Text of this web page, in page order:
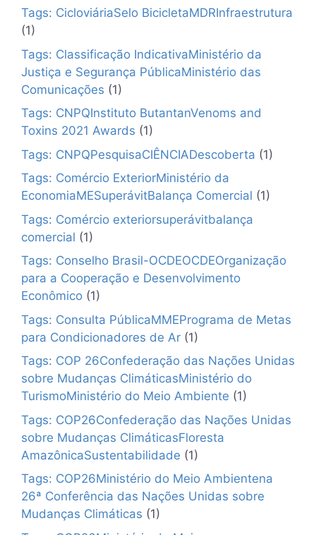
Tags: CicloviáriaSelo BicicletaMDRInfraestrutura
(1)
Tags: Classificação IndicativaMinistério da
Justiça e Segurança PúblicaMinistério das
Comunicações (1)
Tags: CNPQInstituto ButantanVenoms and
Toxins 2021 Awards (1)
Tags: CNPQPesquisaCIÊNCIADescoberta (1)
Tags: Comércio ExteriorMinistério da
EconomiaMESuperávitBalança Comercial (1)
Tags: Comércio exteriorsuperávitbalança
comercial (1)
Tags: Conselho Brasil-OCDEOCDEOrganização
para a Cooperação e Desenvolvimento
Econômico (1)
Tags: Consulta PúblicaMMEPrograma de Metas
para Condicionadores de Ar (1)
Tags: COP 26Confederação das Nações Unidas
sobre Mudanças ClimáticasMinistério do
TurismoMinistério do Meio Ambiente (1)
Tags: COP26Confederação das Nações Unidas
sobre Mudanças ClimáticasFloresta
AmazônicaSustentabilidade (1)
Tags: COP26Ministério do Meio Ambientena
26ª Conferência das Nações Unidas sobre
Mudanças Climáticas (1)